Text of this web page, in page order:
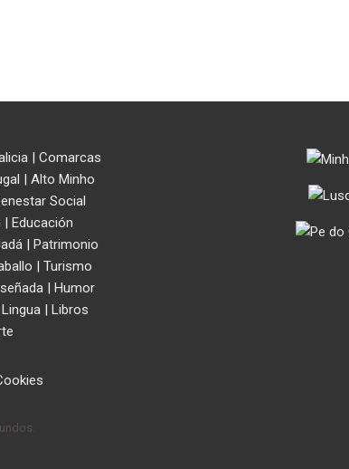
| Comarcas
Alto Minho
Social
Educación
|
Patrimonio
Turismo
Humor
Lingua|
Libros